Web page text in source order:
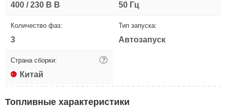
400 / 230 В В 50 Гц
Количество фаз:
3
Тип запуска:
Автозапуск
Страна сборки: ?
Китай
Топливные характеристики